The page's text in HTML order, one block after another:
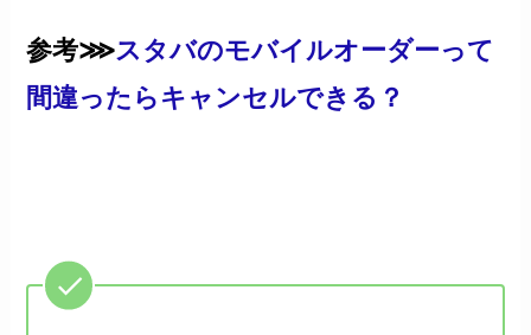
参考⋙スタバのモバイルオーダーって
間違ったらキャンセルできる？